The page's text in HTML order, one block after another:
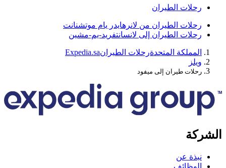
الطيران
الطيران من لانرهايدر يام موتشنانت
الطيران إلى لانسانتفريد-يم-مشين
المتحدة رحلات الطيران Expedia.sa
طيران إلى ميفود
عن